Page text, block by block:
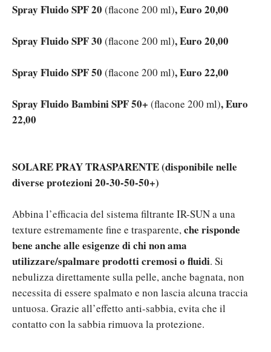
Spray Fluido SPF 20 (flacone 200 ml), Euro 20,00
Spray Fluido SPF 30 (flacone 200 ml), Euro 20,00
Spray Fluido SPF 50 (flacone 200 ml), Euro 22,00
Spray Fluido Bambini SPF 50+ (flacone 200 ml), Euro
22,00
SOLARE PRAY TRASPARENTE(disponibile nelle
diverse protezioni 20-30-50-50+)
Abbina l’efficacia del sistema filtrante IR-SUN a una
texture estremamente fine e trasparente,che risponde
bene anche alle esigenze di chi non ama
utilizzare/spalmare prodotti cremosi o fluidi. Si
nebulizza direttamente sulla pelle, anche bagnata, non
necessita di essere spalmato e non lascia alcuna traccia
untuosa. Grazie all’effetto anti-sabbia, evita che il
contatto con la sabbia rimuova la protezione.